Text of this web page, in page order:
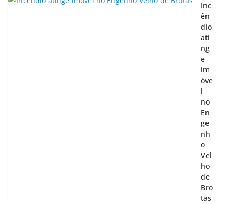
Inc
ên
dio
ati
ng
e
im
óve
l
no
En
ge
nh
o
Vel
ho
de
Bro
tas